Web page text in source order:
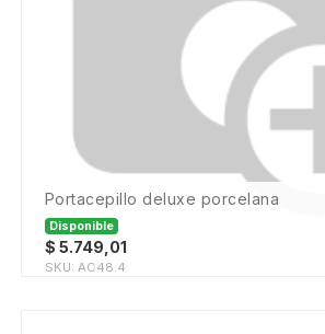
portacepillo deluxe porcelana
Disponible
$ 5.749,01
SKU: AC48.4